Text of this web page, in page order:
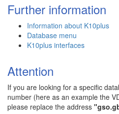
Further information
Information about K10plus
Database menu
K10plus interfaces
Attention
If you are looking for a specific
number (here as an example the
please replace the address